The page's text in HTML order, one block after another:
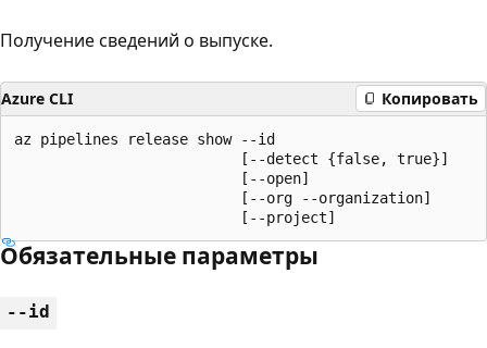
Получение сведений о выпуске.
Azure CLI Копировать
az pipelines release show --id
                          [--detect {false, true}]
                          [--open]
                          [--org --organization]
                          [--project]
Обязательные параметры
--id